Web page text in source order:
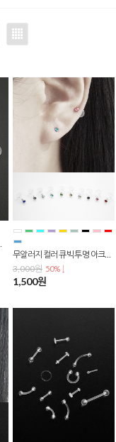
무알러지 컬러 큐빅 투명 아크릴 실리콘 라블렛 피어싱 P-0151
3,000원 50% ↓
1,500원